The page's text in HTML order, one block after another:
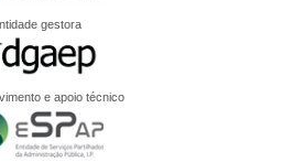
gestora
e apoio técnico